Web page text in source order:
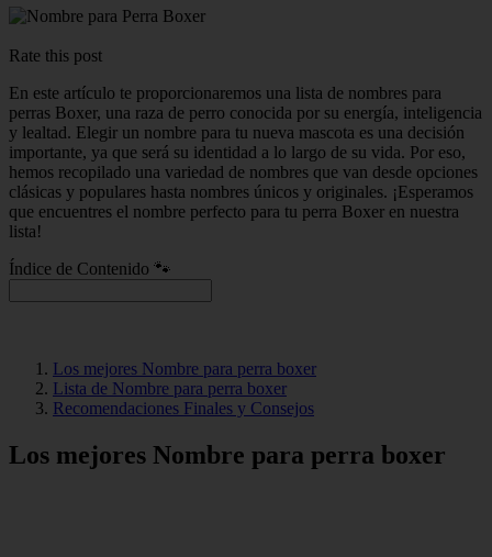
Rate this post
En este artículo te proporcionaremos una lista de nombres para
perras Boxer, una raza de perro conocida por su energía, inteligencia
y lealtad. Elegir un nombre para tu nueva mascota es una decisión
importante, ya que será su identidad a lo largo de su vida. Por eso,
hemos recopilado una variedad de nombres que van desde opciones
clásicas y populares hasta nombres únicos y originales. ¡Esperamos
que encuentres el nombre perfecto para tu perra Boxer en nuestra
lista!
Índice de Contenido 🐾
Los mejores Nombre para perra boxer
Lista de Nombre para perra boxer
Recomendaciones Finales y Consejos
Los mejores Nombre para perra boxer